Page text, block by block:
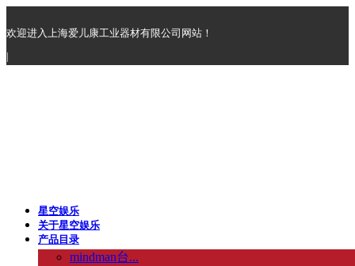
欢迎进入上海爱儿康工业器材有限公司网站！
|
星空娱乐
关于星空娱乐
产品目录
mindman台...